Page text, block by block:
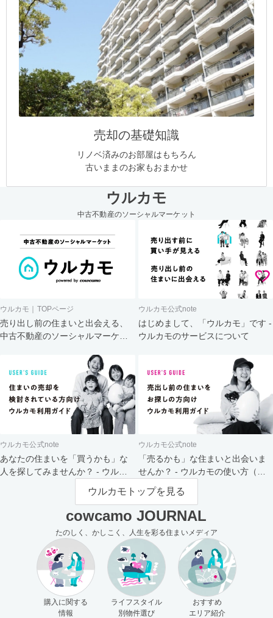
売却の基礎知識
リノベ済みのお部屋はもちろん
古いままのお家もおまかせ
ウルカモ
中古不動産のソーシャルマーケット
ウルカモ｜TOPページ
売り出し前の住まいと出会える、
中古不動産のソーシャルマーケッ
ウルカモ公式note
はじめまして、「ウルカモ」です -
ウルカモのサービスについて
ウルカモ公式note
あなたの住まいを「買うかも」な
人を探してみませんか？ - ウルカ
ウルカモ公式note
「売るかも」な住まいと出会いま
せんか？ - ウルカモの使い方（買
主さま向け）
ウルカモトップを見る
cowcamo JOURNAL
たのしく、かしこく、人生を彩る住まいメディア
購入に関する
情報
ライフスタイル
別物件選び
おすすめ
エリア紹介